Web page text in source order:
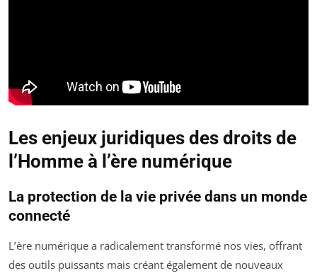
Les enjeux juridiques des droits de
l’Homme à l’ère numérique
La protection de la vie privée dans un monde
connecté
L’ère numérique a radicalement transformé nos vies, offrant
des outils puissants mais créant également de nouveaux